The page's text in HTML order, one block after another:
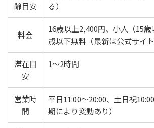
齢目安
る）
料金
16歳以上2,400円、小人（15
歳以下無料（最新は公式サイト
滞在目
安
1〜2時間
営業時
間
平日11:00〜20:00、土日祝
期により変動あり）